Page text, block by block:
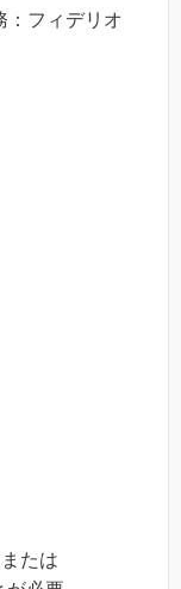
：フィデリオ
たは